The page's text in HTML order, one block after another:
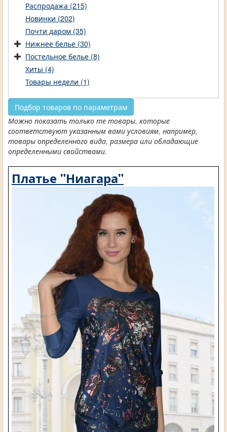
Распродажа (215)
Новинки (202)
Почти даром (35)
Нижнее белье (30)
Постельное белье (8)
Хиты (4)
Товары недели (1)
Подбор товаров по параметрам
Можно показать только те товары, которые
соответствуют указанным вами условиям, например,
товары определенного вида, размера или обладающие
определенными свойствами.
Платье "Ниагара"